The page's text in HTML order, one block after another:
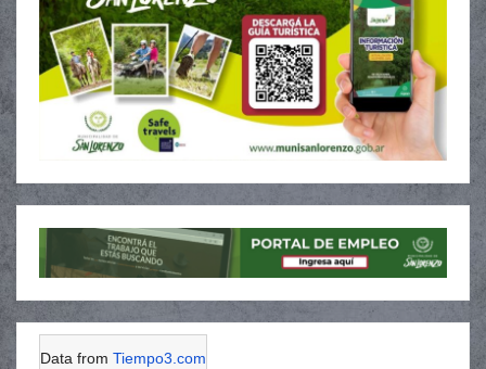
Data from Tiempo3.com